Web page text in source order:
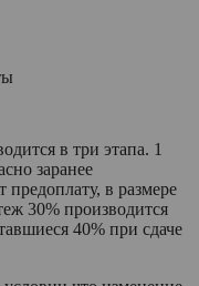
в три этапа. 1
заранее
в размере
30% производится
40% при сдаче